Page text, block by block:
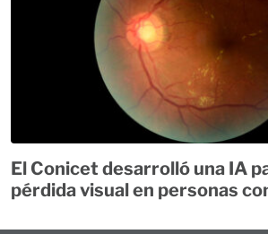
El Conicet desarrolló una IA
pérdida visual en personas